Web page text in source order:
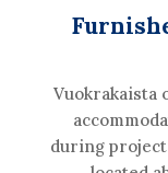
Vuokrakaista
during